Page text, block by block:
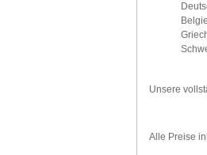
Unsere
Alle Preise